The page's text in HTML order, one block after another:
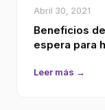
Abril 30, 2021
Beneficios
espera para
Leer más →